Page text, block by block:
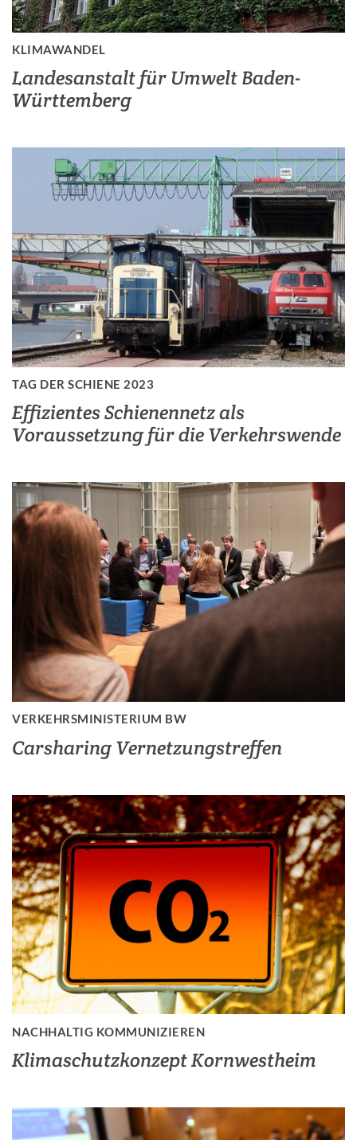
KLIMAWANDEL
Landesanstalt für Umwelt Baden-
Württemberg
TAG DER SCHIENE 2023
Effizientes Schienennetz als
Voraussetzung für die Verkehrswende
VERKEHRSMINISTERIUM BW
Carsharing Vernetzungstreffen
NACHHALTIG KOMMUNIZIEREN
Klimaschutzkonzept Kornwestheim